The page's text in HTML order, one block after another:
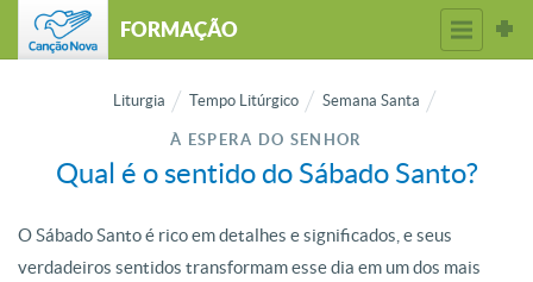
FORMAÇÃO
Liturgia Tempo Litúrgico Semana Santa
À ESPERA DO SENHOR
Qual é o sentido do Sábado Santo?
O Sábado Santo é rico em detalhes e significados, e seus
verdadeiros sentidos transformam esse dia em um dos mais